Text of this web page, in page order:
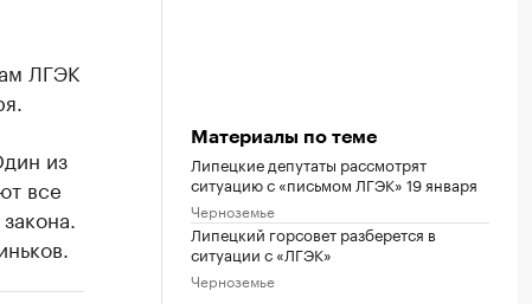
ЛГЭК
из
все
Материалы по теме
Липецкие депутаты рассмотрят
ситуацию с «письмом ЛГЭК» 19 января
Черноземье
Липецкий горсовет разберется в
ситуации с «ЛГЭК»
Черноземье